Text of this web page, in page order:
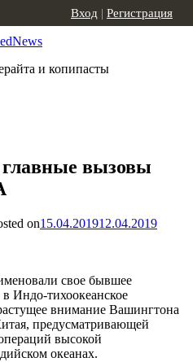
и копипасты
Вход | Регистрация
вызовы
on15.04.201912.04.2019
свое бывшее
Индо-тихоокеанское
внимание Вашингтона
предусматривающей
высокой
океанах.